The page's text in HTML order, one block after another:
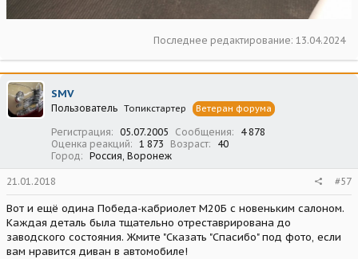
Последнее редактирование: 13.04.2024
SMV
Пользователь Топикстартер Ветеран форума
Регистрация 05.07.2005 Сообщения
4 878
Оценка реакций
1 873 Возраст
40
Город
Россия, Воронеж
21.01.2018 #57
Вот и ещё одина Победа-кабриолет М20Б с новеньким салоном.
Каждая деталь была тщательно отреставрирована до
заводского состояния. Жмите "Сказать "Спасибо" под фото, если
вам нравится диван в автомобиле!